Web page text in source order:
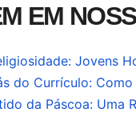
EM
Jovens
do Currículo:
da Páscoa: Uma